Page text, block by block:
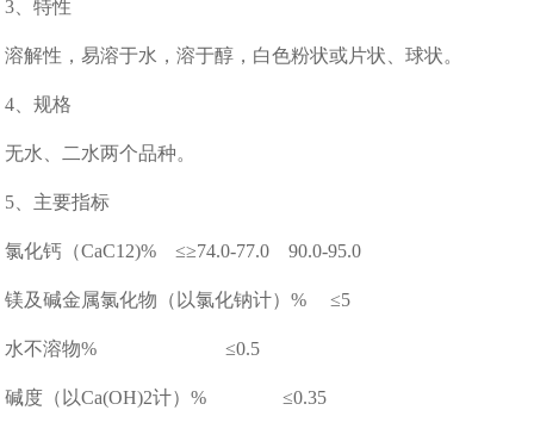
3、特性
溶解性，易溶于水，溶于醇，白色粉状或片状、球状。
4、规格
无水、二水两个品种。
5、主要指标
氯化钙（CaC12)% ≤≥74.0-77.0 90.0-95.0
镁及碱金属氯化物（以氯化钠计）% ≤5
水不溶物% ≤0.5
碱度（以Ca(OH)2计）% ≤0.35